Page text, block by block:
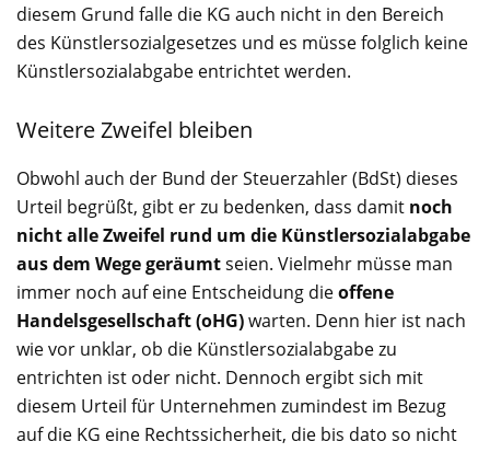
diesem Grund falle die KG auch nicht in den Bereich
des Künstlersozialgesetzes und es müsse folglich keine
Künstlersozialabgabe entrichtet werden.
Weitere Zweifel bleiben
Obwohl auch der Bund der Steuerzahler (BdSt) dieses
Urteil begrüßt, gibt er zu bedenken, dass damit noch
nicht alle Zweifel rund um die Künstlersozialabgabe
aus dem Wege geräumtseien. Vielmehr müsse man
immer noch auf eine Entscheidung dieoffene
Handelsgesellschaft (oHG)warten. Denn hier ist nach
wie vor unklar, ob die Künstlersozialabgabe zu
entrichten ist oder nicht. Dennoch ergibt sich mit
diesem Urteil für Unternehmen zumindest im Bezug
auf die KG eine Rechtssicherheit, die bis dato so nicht